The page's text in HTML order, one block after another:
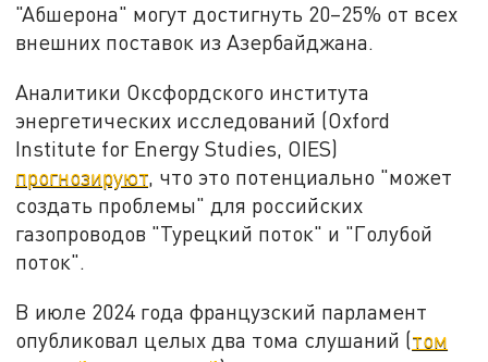
"Абшерона" могут достигнуть 20–25% от всех
внешних поставок из Азербайджана.
Аналитики Оксфордского института
энергетических исследований (Oxford
Institute for Energy Studies, OIES)
прогнозируют, что это потенциально "может
создать проблемы" для российских
газопроводов "Турецкий поток" и "Голубой
поток".
В июле 2024 года французский парламент
опубликовал целых два тома слушаний (том